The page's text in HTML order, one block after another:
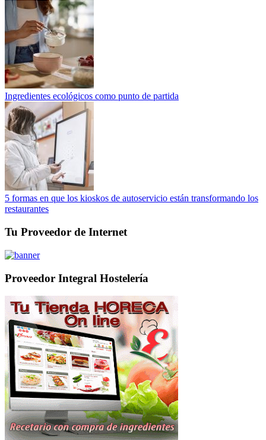
Ingredientes ecológicos como punto de partida
5 formas en que los kioskos de autoservicio están transformando los
restaurantes
Tu Proveedor de Internet
Proveedor Integral Hostelería